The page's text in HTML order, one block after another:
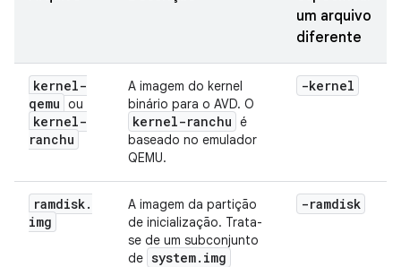
um arquivo
diferente
kernel-
qemu ou
kernel-
ranchu
A imagem do kernel
binário para o AVD. O
kernel-ranchu é
baseado no emulador
QEMU.
-kernel
ramdisk.
img
A imagem da partição
de inicialização. Trata-
se de um subconjunto
de system. img
-ramdisk